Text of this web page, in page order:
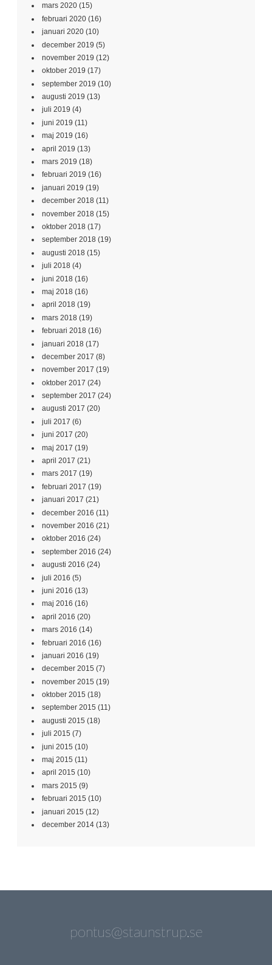
mars 2020 (15)
februari 2020 (16)
januari 2020 (10)
december 2019 (5)
november 2019 (12)
oktober 2019 (17)
september 2019 (10)
augusti 2019 (13)
juli 2019 (4)
juni 2019 (11)
maj 2019 (16)
april 2019 (13)
mars 2019 (18)
februari 2019 (16)
januari 2019 (19)
december 2018 (11)
november 2018 (15)
oktober 2018 (17)
september 2018 (19)
augusti 2018 (15)
juli 2018 (4)
juni 2018 (16)
maj 2018 (16)
april 2018 (19)
mars 2018 (19)
februari 2018 (16)
januari 2018 (17)
december 2017 (8)
november 2017 (19)
oktober 2017 (24)
september 2017 (24)
augusti 2017 (20)
juli 2017 (6)
juni 2017 (20)
maj 2017 (19)
april 2017 (21)
mars 2017 (19)
februari 2017 (19)
januari 2017 (21)
december 2016 (11)
november 2016 (21)
oktober 2016 (24)
september 2016 (24)
augusti 2016 (24)
juli 2016 (5)
juni 2016 (13)
maj 2016 (16)
april 2016 (20)
mars 2016 (14)
februari 2016 (16)
januari 2016 (19)
december 2015 (7)
november 2015 (19)
oktober 2015 (18)
september 2015 (11)
augusti 2015 (18)
juli 2015 (7)
juni 2015 (10)
maj 2015 (11)
april 2015 (10)
mars 2015 (9)
februari 2015 (10)
januari 2015 (12)
december 2014 (13)
pontus@staunstrup.se